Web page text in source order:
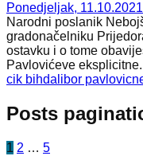
Ponedjeljak,
Narodni poslanik
gradonačelniku
ostavku i o tome
Pavlovićeve
cik bihdalibor pavlovic
Posts
1 2 … 5